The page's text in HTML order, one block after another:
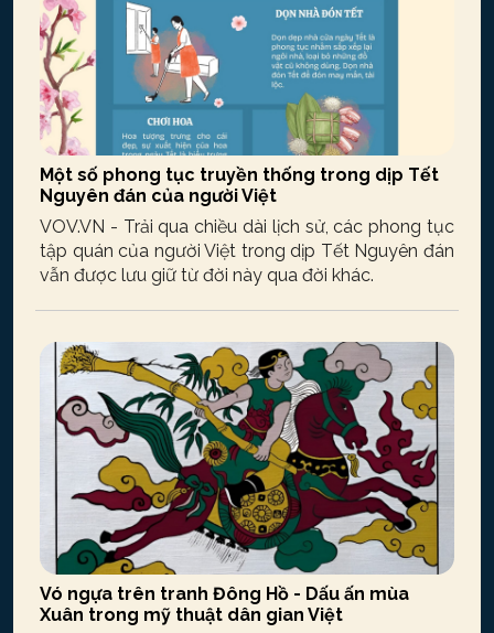
Một số phong tục truyền thống trong dịp Tết
Nguyên đán của người Việt
VOV.VN - Trải qua chiều dài lịch sử, các phong tục
tập quán của người Việt trong dịp Tết Nguyên đán
vẫn được lưu giữ từ đời này qua đời khác.
Vó ngựa trên tranh Đông Hồ - Dấu ấn mùa
Xuân trong mỹ thuật dân gian Việt